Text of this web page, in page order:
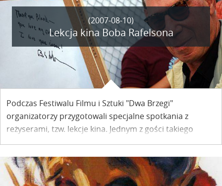
(2007-08-10)
Lekcja kina Boba Rafelsona
Podczas Festiwalu Filmu i Sztuki "Dwa Brzegi"
organizatorzy przygotowali specjalne spotkania z
reżyserami, tzw. lekcje kina. Jednym z gości takiego
spotkania był Bob Rafelson - poprowadził on wykład,
podczas którego wyjawiał tajniki swojej pracy.